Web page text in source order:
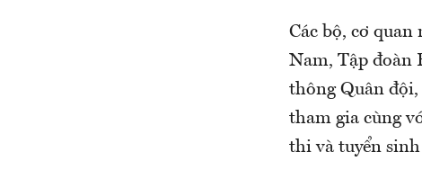
Các bộ, cơ
Nam, Tập đoàn
thông Quân
tham gia cùng
thi và tuyển